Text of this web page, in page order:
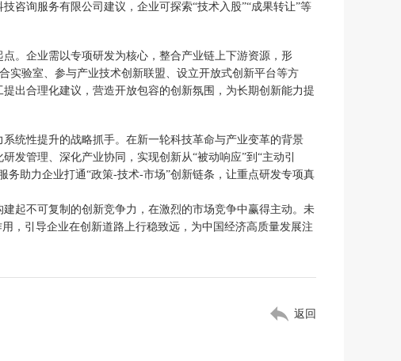
咨询服务有限公司建议，企业可探索“技术入股”“成果转让”等
。企业需以专项研发为核心，整合产业链上下游资源，形
实验室、参与产业技术创新联盟、设立开放式创新平台等方
出合理化建议，营造开放包容的创新氛围，为长期创新能力提
统性提升的战略抓手。在新一轮科技革命与产业变革的背景
发管理、深化产业协同，实现创新从“被动响应”到“主动引
助力企业打通“政策-技术-市场”创新链条，让重点研发专项真
起不可复制的创新竞争力，在激烈的市场竞争中赢得主动。未
，引导企业在创新道路上行稳致远，为中国经济高质量发展注
返回